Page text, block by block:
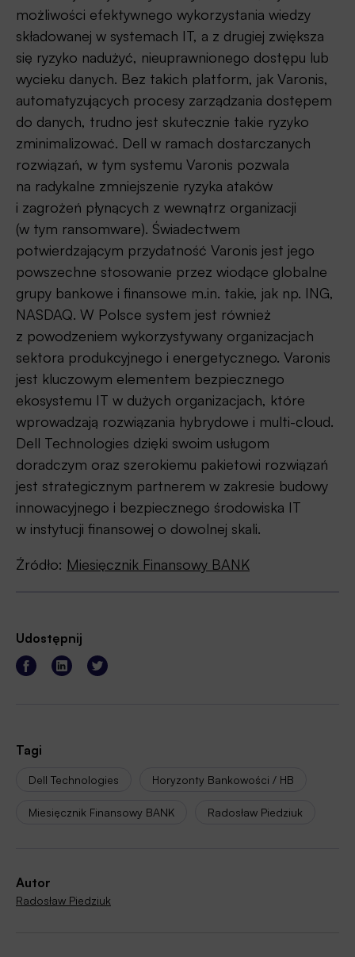
możliwości efektywnego wykorzystania wiedzy
składowanej w systemach IT, a z drugiej zwiększa
się ryzyko nadużyć, nieuprawnionego dostępu lub
wycieku danych. Bez takich platform, jak Varonis,
automatyzujących procesy zarządzania dostępem
do danych, trudno jest skutecznie takie ryzyko
zminimalizować. Dell w ramach dostarczanych
rozwiązań, w tym systemu Varonis pozwala
na radykalne zmniejszenie ryzyka ataków
i zagrożeń płynących z wewnątrz organizacji
(w tym ransomware). Świadectwem
potwierdzającym przydatność Varonis jest jego
powszechne stosowanie przez wiodące globalne
grupy bankowe i finansowe m.in. takie, jak np. ING,
NASDAQ. W Polsce system jest również
z powodzeniem wykorzystywany organizacjach
sektora produkcyjnego i energetycznego. Varonis
jest kluczowym elementem bezpiecznego
ekosystemu IT w dużych organizacjach, które
wprowadzają rozwiązania hybrydowe i multi-cloud.
Dell Technologies dzięki swoim usługom
doradczym oraz szerokiemu pakietowi rozwiązań
jest strategicznym partnerem w zakresie budowy
innowacyjnego i bezpiecznego środowiska IT
w instytucji finansowej o dowolnej skali.
Źródło: Miesięcznik Finansowy BANK
Udostępnij
Tagi
Dell Technologies Horyzonty Bankowości / HB
Miesięcznik Finansowy BANK Radosław Piedziuk
Autor
Radosław Piedziuk